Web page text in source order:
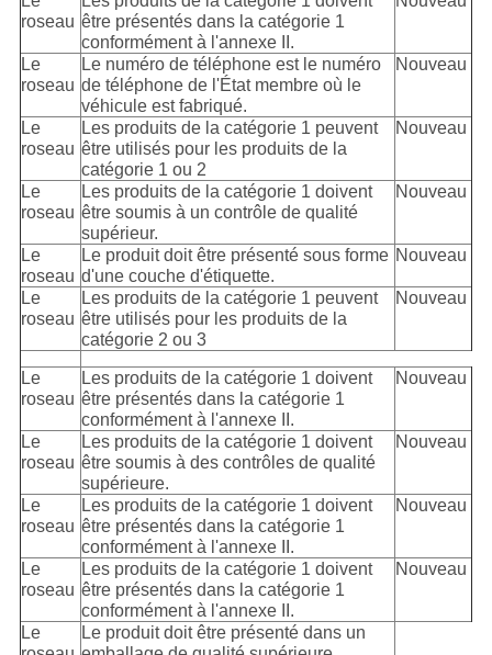
roseau être présentés dans la catégorie 1
conformément à l'annexe II.
Le
roseau
Le numéro de téléphone est le numéro
de téléphone de l'État membre où le
véhicule est fabriqué.
Nouveau
Le
roseau
Les produits de la catégorie 1 peuvent
être utilisés pour les produits de la
catégorie 1 ou 2
Nouveau
Le
roseau
Les produits de la catégorie 1 doivent
être soumis à un contrôle de qualité
supérieur.
Nouveau
Le
roseau
Le produit doit être présenté sous forme
d'une couche d'étiquette.
Nouveau
Le
roseau
Les produits de la catégorie 1 peuvent
être utilisés pour les produits de la
catégorie 2 ou 3
Nouveau
Le
roseau
Les produits de la catégorie 1 doivent
être présentés dans la catégorie 1
conformément à l'annexe II.
Nouveau
Le
roseau
Les produits de la catégorie 1 doivent
être soumis à des contrôles de qualité
supérieure.
Nouveau
Le
roseau
Les produits de la catégorie 1 doivent
être présentés dans la catégorie 1
conformément à l'annexe II.
Nouveau
Le
roseau
Les produits de la catégorie 1 doivent
être présentés dans la catégorie 1
conformément à l'annexe II.
Nouveau
Le
Le produit doit être présenté dans un